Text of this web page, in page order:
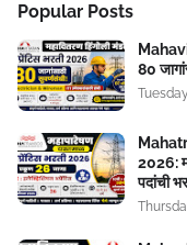
Popular Posts
80
2026:
पदांची